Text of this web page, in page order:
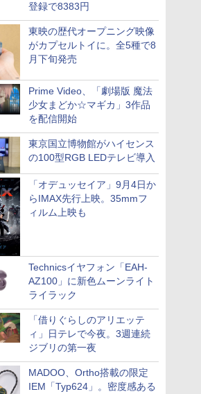
登録で8383円
東映の歴代オープニング映像
がカプセルトイに。全5種で8
月下旬発売
Prime Video、「劇場版 魔法
少女まどか☆マギカ」3作品
を配信開始
東京国立博物館がハイセンス
の100型RGB LEDテレビ導入
「オデュッセイア」9月4日か
らIMAX先行上映。35mmフ
ィルム上映も
Technicsイヤフォン「EAH-
AZ100」に新色ムーンライト
ライラック
「借りぐらしのアリエッテ
ィ」日テレで今夜。3週連続
ジブリの第一夜
MADOO、Ortho搭載の限定
IEM「Typ624」。密度感ある